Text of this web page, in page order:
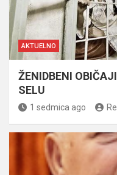
AKTUELNO
ŽENIDBENI
SELU
1 sedmica ago